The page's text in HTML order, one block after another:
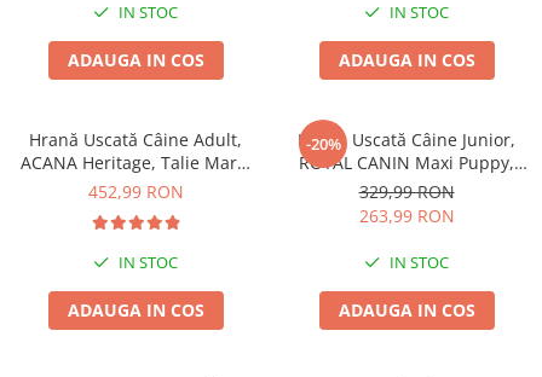
IN STOC
ADAUGA IN COS
IN STOC
ADAUGA IN COS
Hrană Uscată Câine Adult,
ACANA Heritage, Talie Mare,
17kg
452,99 RON
IN STOC
ADAUGA IN COS
-20%
Hrană Uscată Câine Junior,
ROYAL CANIN Maxi Puppy,
12kg
329,99 RON
263,99 RON
IN STOC
ADAUGA IN COS